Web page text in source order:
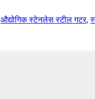
औद्योगिक स्टेनलेस स्टील गटर,